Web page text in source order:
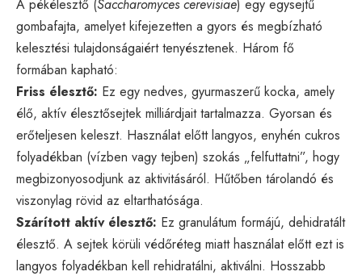
A pékélesztő (Saccharomyces cerevisiae) egy egysejtű
gombafajta, amelyet kifejezetten a gyors és megbízható
kelesztési tulajdonságaiért tenyésztenek. Három fő
formában kapható:
Friss élesztő: Ez egy nedves, gyurmaszerű kocka, amely
élő, aktív élesztősejtek milliárdjait tartalmazza. Gyorsan és
erőteljesen keleszt. Használat előtt langyos, enyhén cukros
folyadékban (vízben vagy tejben) szokás „felfuttatni”, hogy
megbizonyosodjunk az aktivitásáról. Hűtőben tárolandó és
viszonylag rövid az eltarthatósága.
Szárított aktív élesztő: Ez granulátum formájú, dehidratált
élesztő. A sejtek körüli védőréteg miatt használat előtt ezt is
langyos folyadékban kell rehidratálni, aktiválni. Hosszabb